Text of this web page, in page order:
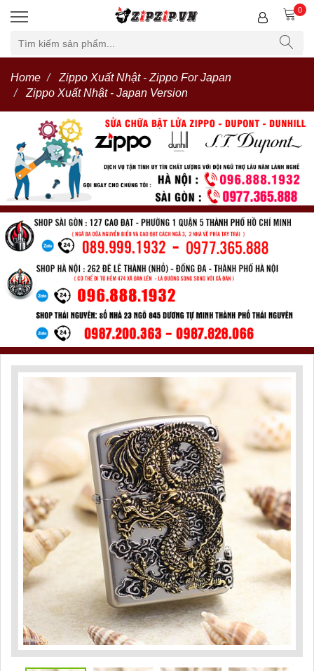
0
Home
Zippo Xuất Nhật - Zippo For Japan
Zippo Xuất Nhật - Japan Version